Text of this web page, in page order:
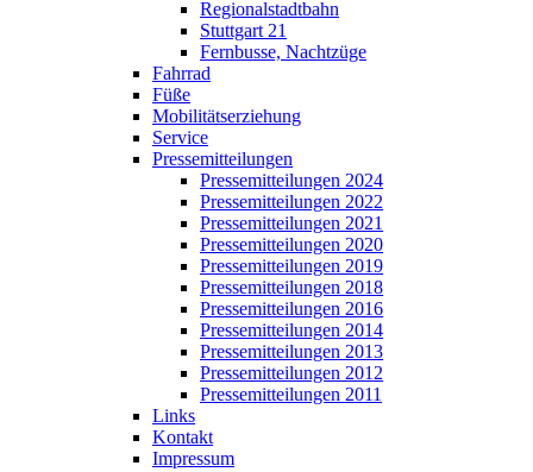
Regionalstadtbahn
Stuttgart 21
Fernbusse, Nachtzüge
Fahrrad
Füße
Mobilitätserziehung
Service
Pressemitteilungen
Pressemitteilungen 2024
Pressemitteilungen 2022
Pressemitteilungen 2021
Pressemitteilungen 2020
Pressemitteilungen 2019
Pressemitteilungen 2018
Pressemitteilungen 2016
Pressemitteilungen 2014
Pressemitteilungen 2013
Pressemitteilungen 2012
Pressemitteilungen 2011
Links
Kontakt
Impressum